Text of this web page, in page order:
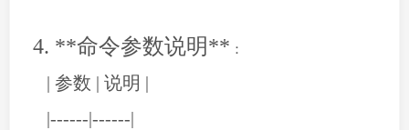
4. **命令参数说明** ：
| 参数 | 说明 |
|------|------|